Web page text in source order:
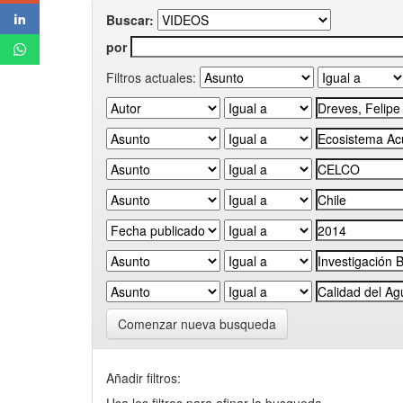
Buscar:
por
Filtros actuales:
Comenzar nueva busqueda
Añadir filtros: